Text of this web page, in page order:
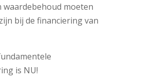
waardebehoud moeten
bij de financiering van
is NU!